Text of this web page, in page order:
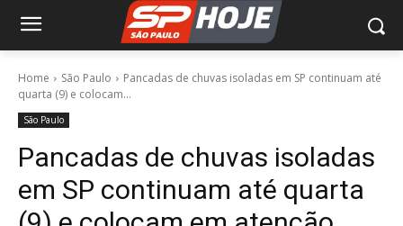
Home São Paulo
Pancadas de chuvas isoladas em SP continuam até
quarta (9) e colocam...
São Paulo
Pancadas de chuvas isoladas
em SP continuam até quarta